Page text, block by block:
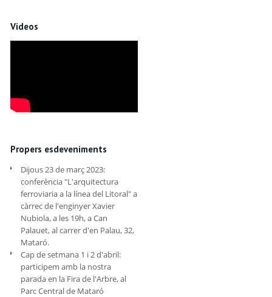
Videos
Propers esdeveniments
Dijous 23 de març 2023:
conferència "L'arquitectura
ferroviaria a la línea del Litoral" a
càrrec de l'enginyer Xavier
Nubiola, a les 19h, a Can
Palauet, al carrer d'en Palau, 32,
Mataró.
Cap de setmana 1 i 2 d'abril:
participem amb la nostra
parada en la Fira de l'Arbre, al
Parc Central de Mataró